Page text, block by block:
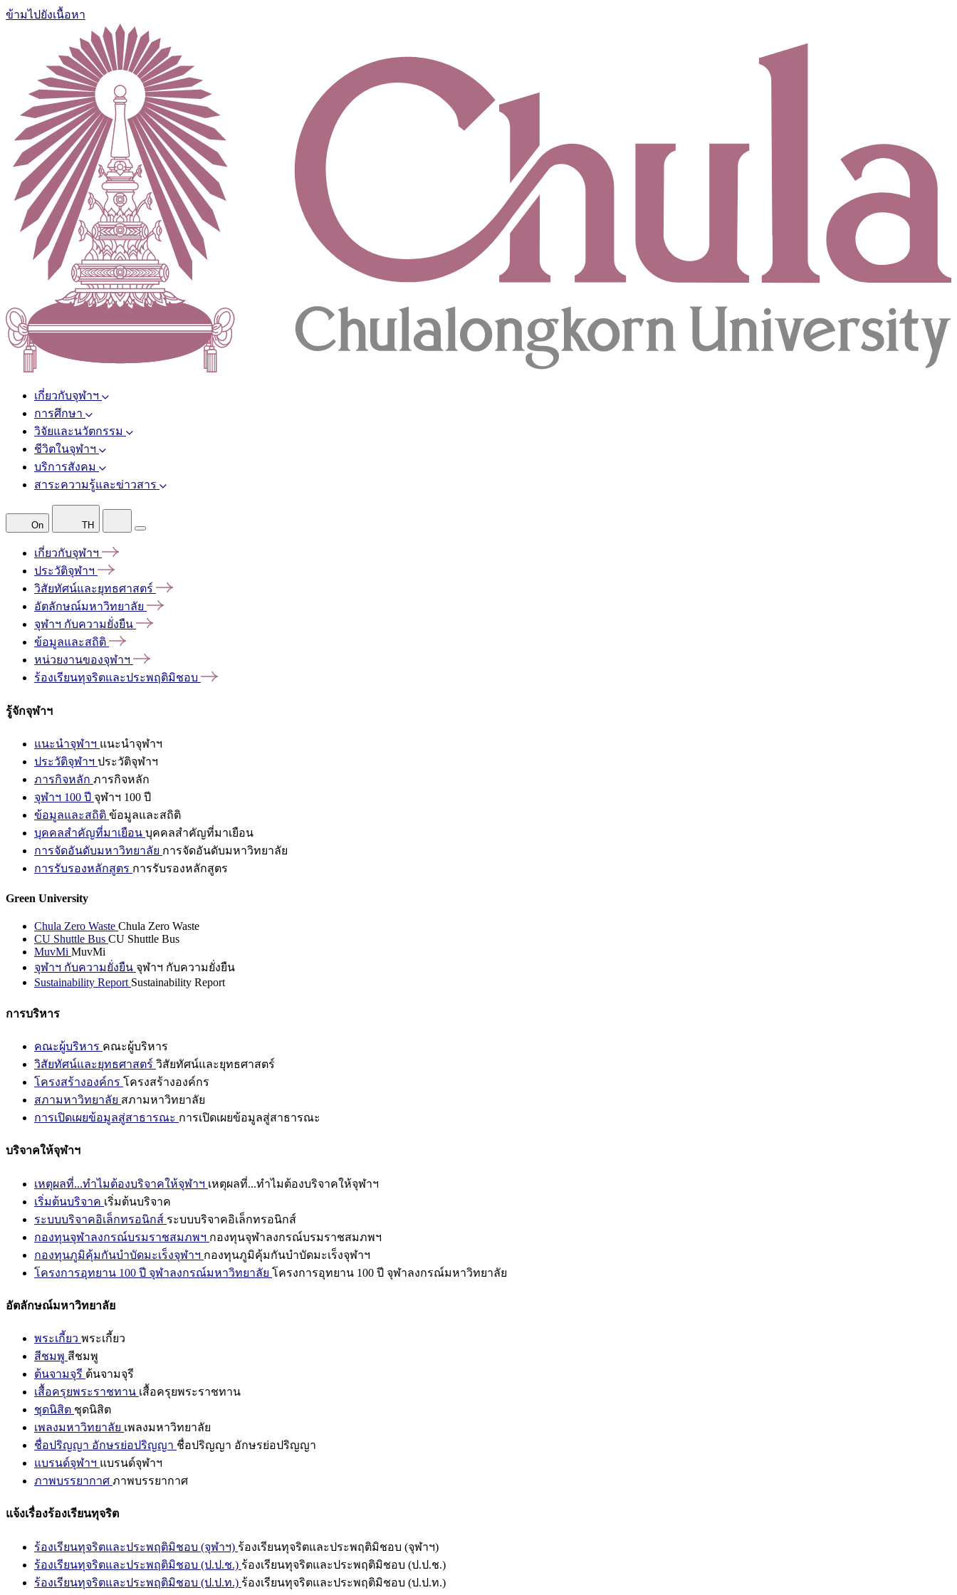
ข้ามไปยังเนื้อหา
เกี่ยวกับจุฬาฯ
การศึกษา
วิจัยและนวัตกรรม
ชีวิตในจุฬาฯ
บริการสังคม
สาระความรู้และข่าวสาร
On TH
เกี่ยวกับจุฬาฯ
ประวัติจุฬาฯ
วิสัยทัศน์และยุทธศาสตร์
อัตลักษณ์มหาวิทยาลัย
จุฬาฯ กับความยั่งยืน
ข้อมูลและสถิติ
หน่วยงานของจุฬาฯ
ร้องเรียนทุจริตและประพฤติมิชอบ
รู้จักจุฬาฯ
แนะนำจุฬาฯ แนะนำจุฬาฯ
ประวัติจุฬาฯ ประวัติจุฬาฯ
ภารกิจหลัก ภารกิจหลัก
จุฬาฯ 100 ปี จุฬาฯ 100 ปี
ข้อมูลและสถิติ ข้อมูลและสถิติ
บุคคลสำคัญที่มาเยือน บุคคลสำคัญที่มาเยือน
การจัดอันดับมหาวิทยาลัย การจัดอันดับมหาวิทยาลัย
การรับรองหลักสูตร การรับรองหลักสูตร
Green University
Chula Zero Waste Chula Zero Waste
CU Shuttle Bus CU Shuttle Bus
MuvMi MuvMi
จุฬาฯ กับความยั่งยืน จุฬาฯ กับความยั่งยืน
Sustainability Report Sustainability Report
การบริหาร
คณะผู้บริหาร คณะผู้บริหาร
วิสัยทัศน์และยุทธศาสตร์ วิสัยทัศน์และยุทธศาสตร์
โครงสร้างองค์กร โครงสร้างองค์กร
สภามหาวิทยาลัย สภามหาวิทยาลัย
การเปิดเผยข้อมูลสู่สาธารณะ การเปิดเผยข้อมูลสู่สาธารณะ
บริจาคให้จุฬาฯ
เหตุผลที่...ทำไมต้องบริจาคให้จุฬาฯ เหตุผลที่...ทำไมต้องบริจาคให้จุฬาฯ
เริ่มต้นบริจาค เริ่มต้นบริจาค
ระบบบริจาคอิเล็กทรอนิกส์ ระบบบริจาคอิเล็กทรอนิกส์
กองทุนจุฬาลงกรณ์บรมราชสมภพฯ กองทุนจุฬาลงกรณ์บรมราชสมภพฯ
กองทุนภูมิคุ้มกันบำบัดมะเร็งจุฬาฯ กองทุนภูมิคุ้มกันบำบัดมะเร็งจุฬาฯ
โครงการอุทยาน 100 ปี จุฬาลงกรณ์มหาวิทยาลัย โครงการอุทยาน 100 ปี จุฬาลงกรณ์มหาวิทยาลัย
อัตลักษณ์มหาวิทยาลัย
พระเกี้ยว พระเกี้ยว
สีชมพู สีชมพู
ต้นจามจุรี ต้นจามจุรี
เสื้อครุยพระราชทาน เสื้อครุยพระราชทาน
ชุดนิสิต ชุดนิสิต
เพลงมหาวิทยาลัย เพลงมหาวิทยาลัย
ชื่อปริญญา อักษรย่อปริญญา ชื่อปริญญา อักษรย่อปริญญา
แบรนด์จุฬาฯ แบรนด์จุฬาฯ
ภาพบรรยากาศ ภาพบรรยากาศ
แจ้งเรื่องร้องเรียนทุจริต
ร้องเรียนทุจริตและประพฤติมิชอบ (จุฬาฯ) ร้องเรียนทุจริตและประพฤติมิชอบ (จุฬาฯ)
ร้องเรียนทุจริตและประพฤติมิชอบ (ป.ป.ช.) ร้องเรียนทุจริตและประพฤติมิชอบ (ป.ป.ช.)
ร้องเรียนทุจริตและประพฤติมิชอบ (ป.ป.ท.) ร้องเรียนทุจริตและประพฤติมิชอบ (ป.ป.ท.)